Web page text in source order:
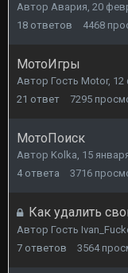
Автор Авария, 20
18 ответов 4468
МотоИгры
Автор Гость Motor, 12
21 ответ 7295
МотоПоиск
Автор Kolka, 15
4 ответа 3716
Как удалить
Автор Гость
7 ответов 3564